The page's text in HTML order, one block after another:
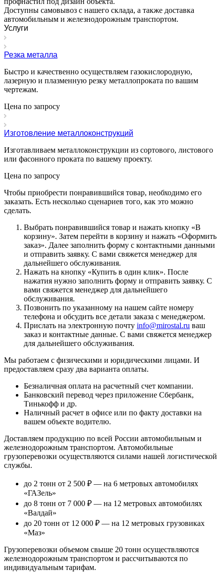
Доступны самовывоз с нашего склада, а также доставка
автомобильным и железнодорожным транспортом.
Услуги
Резка металла
Быстро и качественно осуществляем газокислородную,
лазерную и плазменную резку металлопроката по вашим
чертежам.
Цена по запросу
Изготовление металлоконструкций
Изготавливаем металлоконструкции из сортового, листового
или фасонного проката по вашему проекту.
Цена по запросу
Чтобы приобрести понравившийся товар, необходимо его
заказать. Есть несколько сценариев того, как это можно
сделать.
Выбрать понравившийся товар и нажать кнопку «В
корзину». Затем перейти в корзину и нажать «Оформить
заказ». Далее заполнить форму с контактными данными
и отправить заявку. С вами свяжется менеджер для
дальнейшего обслуживания.
Нажать на кнопку «Купить в один клик». После
нажатия нужно заполнить форму и отправить заявку. С
вами свяжется менеджер для дальнейшего
обслуживания.
Позвонить по указанному на нашем сайте номеру
телефона и обсудить все детали заказа с менеджером.
Прислать на электронную почту info@mirostal.ru ваш
заказ и контактные данные. С вами свяжется менеджер
для дальнейшего обслуживания.
Мы работаем с физическими и юридическими лицами. И
предоставляем сразу два варианта оплаты.
Безналичная оплата на расчетный счет компании.
Банковский перевод через приложение Сбербанк,
Тинькофф и др.
Наличный расчет в офисе или по факту доставки на
вашем объекте водителю.
Доставляем продукцию по всей России автомобильным и
железнодорожным транспортом. Автомобильные
грузоперевозки осуществляются силами нашей логистической
службы.
до 2 тонн от 2 500 ₽ — на 6 метровых автомобилях
«ГАЗель»
до 8 тонн от 7 000 ₽ — на 12 метровых автомобилях
«Валдай»
до 20 тонн от 12 000 ₽ — на 12 метровых грузовиках
«Маз»
Грузоперевозки объемом свыше 20 тонн осуществляются
железнодорожным транспортом и рассчитываются по
индивидуальным тарифам.